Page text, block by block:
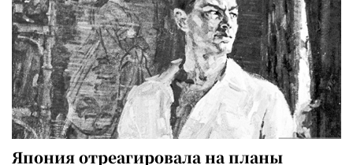
Япония отреагировала на планы